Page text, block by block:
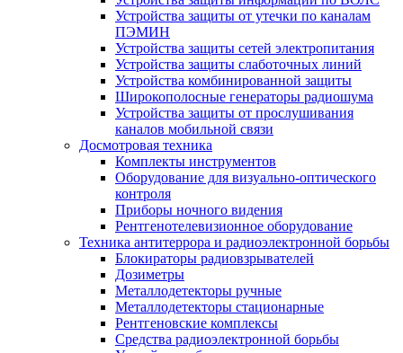
Устройства защиты от утечки по каналам
ПЭМИН
Устройства защиты сетей электропитания
Устройства защиты слаботочных линий
Устройства комбинированной защиты
Широкополосные генераторы радиошума
Устройства защиты от прослушивания
каналов мобильной связи
Досмотровая техника
Комплекты инструментов
Оборудование для визуально-оптического
контроля
Приборы ночного видения
Рентгенотелевизионное оборудование
Техника антитеррора и радиоэлектронной борьбы
Блокираторы радиовзрывателей
Дозиметры
Металлодетекторы ручные
Металлодетекторы стационарные
Рентгеновские комплексы
Средства радиоэлектронной борьбы